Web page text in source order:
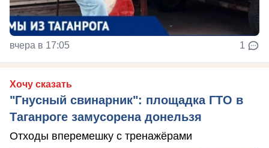
вчера в 17:05 1
Хочу сказать
"Гнусный свинарник": площадка ГТО в
Таганроге замусорена донельзя
Отходы вперемешку с тренажёрами